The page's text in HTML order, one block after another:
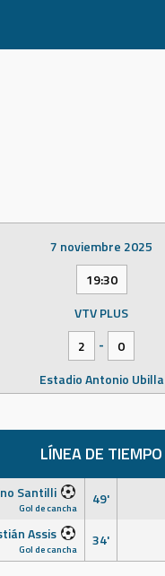
7 noviembre 2025
19:30
VTV PLUS
2
-
0
Estadio Antonio Ubilla
LÍNEA DE TIEMPO
Santilli
Gol de cancha
49'
Assis
Gol de cancha 34'